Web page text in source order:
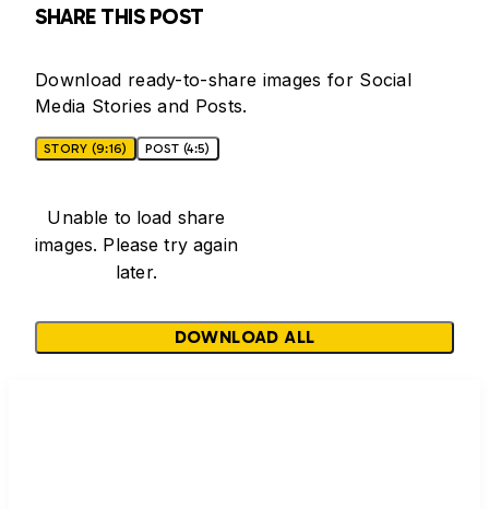
SHARE THIS POST
Download ready-to-share images for Social
Media Stories and Posts.
STORY (9:16) POST (4:5)
Unable to load share
images. Please try again
later.
DOWNLOAD ALL